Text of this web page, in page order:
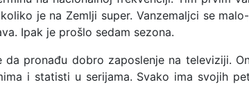
je na Zemlji super. Vanzemaljci se
Ipak je prošlo sedam sezona.
pronađu dobro zaposlenje na televiziji.
i statisti u serijama. Svako ima svojih